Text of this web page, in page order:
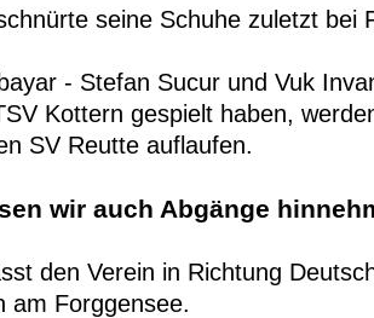
seine Schuhe zuletzt bei
- Stefan Sucur und Vuk
Kottern gespielt haben,
SV Reutte auflaufen.
wir auch Abgänge
den Verein in Richtung
am Forggensee.